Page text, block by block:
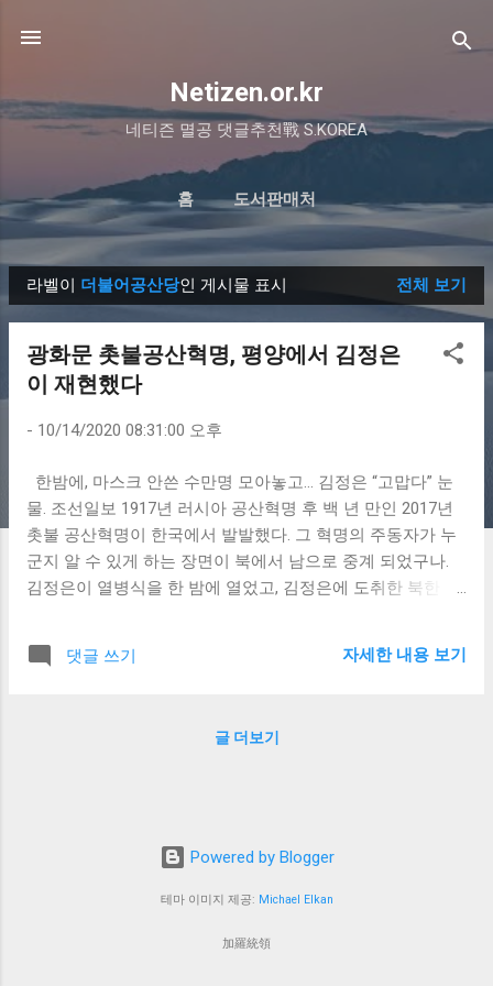
Netizen.or.kr
네티즌 멸공 댓글추천戰 S.KOREA
홈 도서판매처
글
라벨이 더불어공산당인 게시물 표시 전체 보기
광화문 촛불공산혁명, 평양에서 김정은
이 재현했다
- 10/14/2020 08:31:00 오후
한밤에, 마스크 안쓴 수만명 모아놓고… 김정은 “고맙다” 눈
물. 조선일보 1917년 러시아 공산혁명 후 백 년 만인 2017년
촛불 공산혁명이 한국에서 발발했다. 그 혁명의 주동자가 누
군지 알 수 있게 하는 장면이 북에서 남으로 중계 되었구나.
김정은이 열병식을 한 밤에 열었고, 김정은에 도취한 북한 백
이다. 그래서 지금 북한과 남한에 같은 정권이 우리를 압제하
댓글 쓰기 자세한 내용 보기
글 더보기
Powered by Blogger
테마 이미지 제공: Michael Elkan
加羅統領